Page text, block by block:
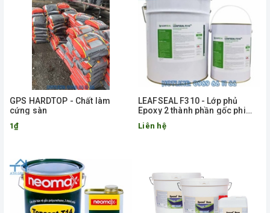
GPS HARDTOP - Chất làm
cứng sàn
1₫
LEAFSEAL F310 - Lớp phủ
Epoxy 2 thành phần gốc phi
Liên hệ